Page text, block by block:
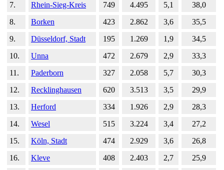
7. Rhein-Sieg-Kreis 749 4.495 5,1
38,0
8.
Borken 423 2.862 3,6
35,5
9.
Düsseldorf, Stadt 195 1.269 1,9
34,5
10.
Unna 472 2.679 2,9
33,3
11.
Paderborn 327 2.058 5,7
30,3
12.
Recklinghausen 620 3.513 3,5
29,9
13.
Herford 334 1.926 2,9
28,3
14.
Wesel 515 3.224 3,4
27,2
15.
Köln, Stadt 474 2.929 3,6
26,8
16.
Kleve 408 2.403 2,7
25,9